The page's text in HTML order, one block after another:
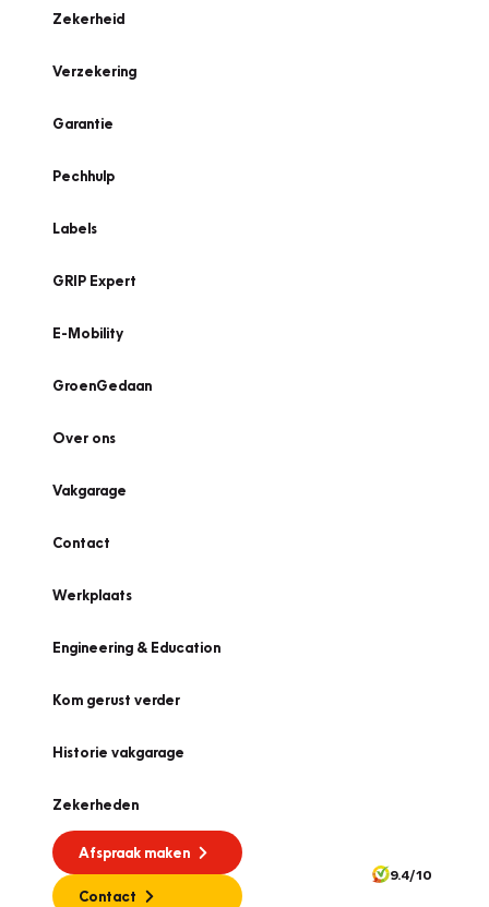
Zekerheid
Verzekering
Garantie
Pechhulp
Labels
GRIP Expert
E-Mobility
GroenGedaan
Over ons
Vakgarage
Contact
Werkplaats
Engineering & Education
Kom gerust verder
Historie vakgarage
Zekerheden
Afspraak maken
Contact
9.4/10